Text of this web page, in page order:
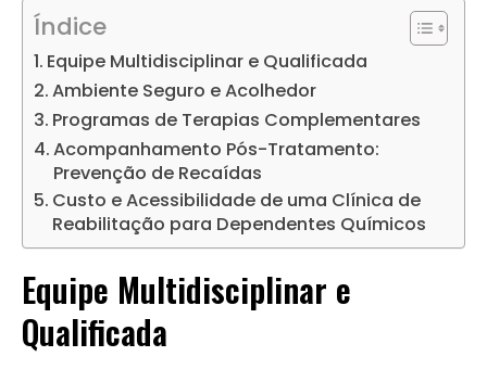
Índice
Equipe Multidisciplinar e Qualificada
Ambiente Seguro e Acolhedor
Programas de Terapias Complementares
Acompanhamento Pós-Tratamento:
Prevenção de Recaídas
Custo e Acessibilidade de uma Clínica de
Reabilitação para Dependentes Químicos
Equipe Multidisciplinar e
Qualificada